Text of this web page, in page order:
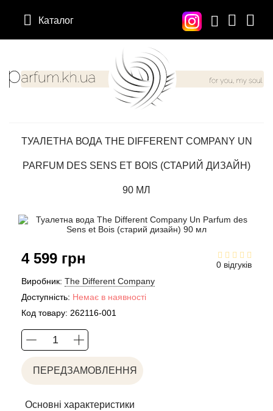
Каталог
ТУАЛЕТНА ВОДА THE DIFFERENT COMPANY UN
PARFUM DES SENS ET BOIS (СТАРИЙ ДИЗАЙН)
90 МЛ
0 відгуків
4 599 грн
Виробник: The Different Company
Доступність: Немає в наявності
Код товару: 262116-001
ПЕРЕДЗАМОВЛЕННЯ
Основні характеристики
12 Parfumeurs Francais
27 87 Perfumes
Abercrombie Fitch
Acqua di Parma
Acqua di Sardegna
Adidas
Aedes de Venustas
Про нас
Aкції
Мій аккаунт
Розсилка новин